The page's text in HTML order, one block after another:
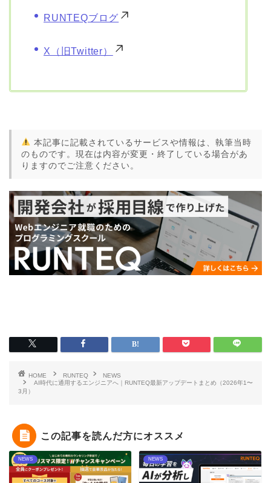
RUNTEQブログ
X（旧Twitter）
本記事に記載されているサービスや情報は、執筆当時
のものです。現在は内容が変更・終了している場合があ
りますのでご注意ください。
HOME RUNTEQ
NEWS
AI時代に通用するエンジニアへ｜RUNTEQ最新アップデートまとめ（2026年1〜
3月）
この記事を読んだ方にオススメ
NEWS NEWS